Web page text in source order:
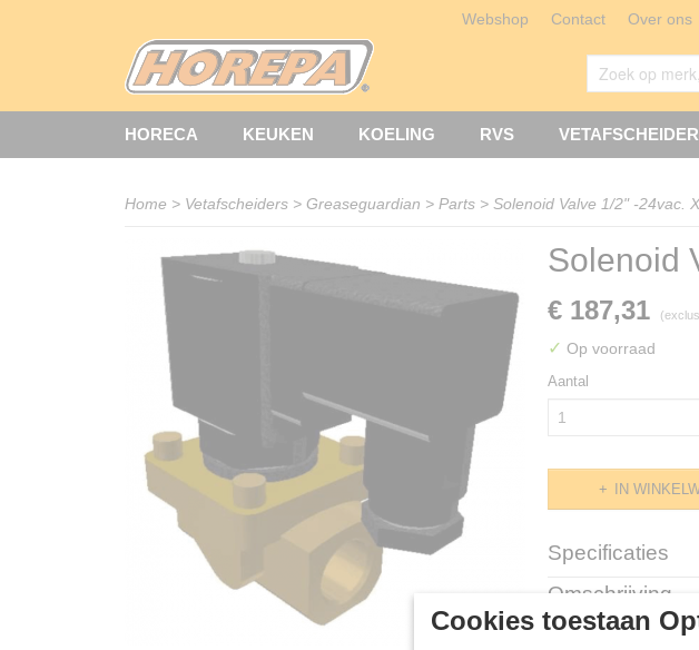
Webshop Contact Over ons
HORECA KEUKEN KOELING RVS
Home > Vetafscheiders > Greaseguardian > Parts > Solenoid Valve 1/2" -24vac.
Solenoid
€ 187,31
✓ Op voorraad
Aantal
IN
Specificaties
Productcode
Omschrijving
Solenoid Valve
Cookies toestaan